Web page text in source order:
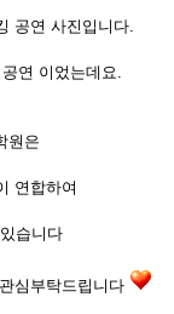
공연 사진입니다.
연 이었는데요.
원은
연합하여
습니다
심부탁드립니다